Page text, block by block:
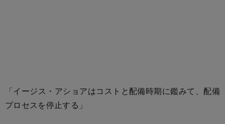
「イージス・アショアはコストと配備時期に鑑みて、配備
プロセスを停止する」